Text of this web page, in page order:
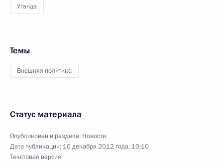
Уганда
Темы
Внешняя политика
Статус материала
Опубликован в разделе: Новости
Дата публикации: 10 декабря 2012 года, 10:10
Текстовая версия